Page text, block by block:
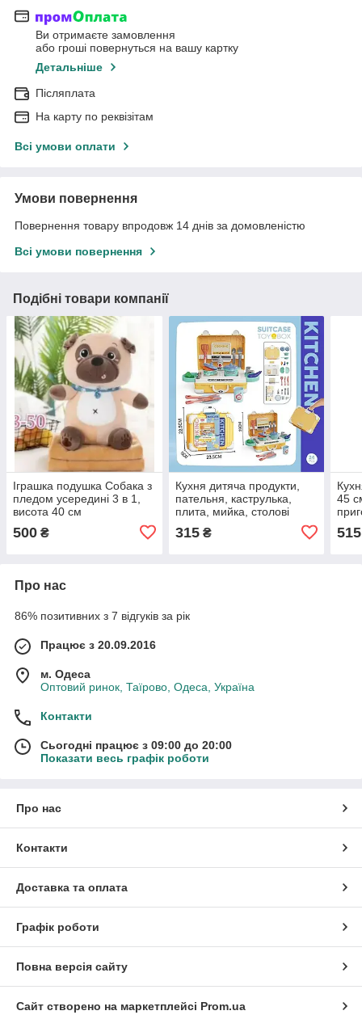
Ви отримаєте замовлення
або гроші повернуться на вашу картку
Детальніше
Післяплата
На карту по реквізітам
Всі умови оплати
Умови повернення
Повернення товару впродовж 14 днів за домовленістю
Всі умови повернення
Подібні товари компанії
Іграшка подушка Собака з
пледом усередині 3 в 1,
висота 40 см
500 ₴
Кухня дитяча продукти,
пательня, каструлька,
плита, мийка, столові
приладдя, наліпки, у валізі
315₴
45
515
Про нас
86% позитивних з 7 відгуків за рік
Працює з 20.09.2016
м. Одеса
Оптовий ринок, Таїрово, Одеса, Україна
Контакти
Сьогодні працює з 09:00 до 20:00
Показати весь графік роботи
Про нас
Контакти
Доставка та оплата
Графік роботи
Повна версія сайту
Сайт створено на маркетплейсі Prom.ua